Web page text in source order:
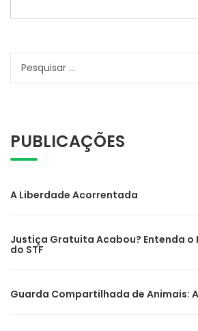
Pesquisar
PUBLICAÇÕES
A Liberdade Acorrentada
Justiça Gratuita Acabou? Entenda o
do STF
Guarda Compartilhada de Animais: